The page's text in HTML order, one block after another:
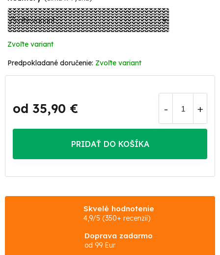
Zvoľte variant
Zvoľte variant
od 35,90 €
Jednotková
cena:
PRIDAŤ DO KOŠÍKA
Skvelé hodnotenie
4,9/5 (350+ recenzií)
Doprava zadarmo
od 99 Eur